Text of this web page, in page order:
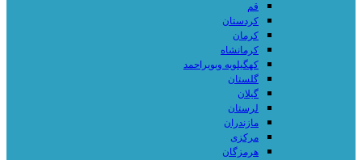
قم
کردستان
کرمان
کرمانشاه
کهگیلویه وبویراحمد
گلستان
گیلان
لرستان
مازندران
مرکزی
هرمزگان